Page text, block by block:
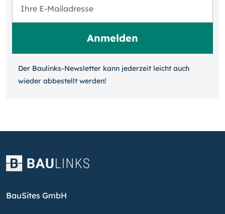
Der Baulinks-Newsletter kann jeder­zeit leicht auch
wieder ab­bestellt werden!
BauSites GmbH